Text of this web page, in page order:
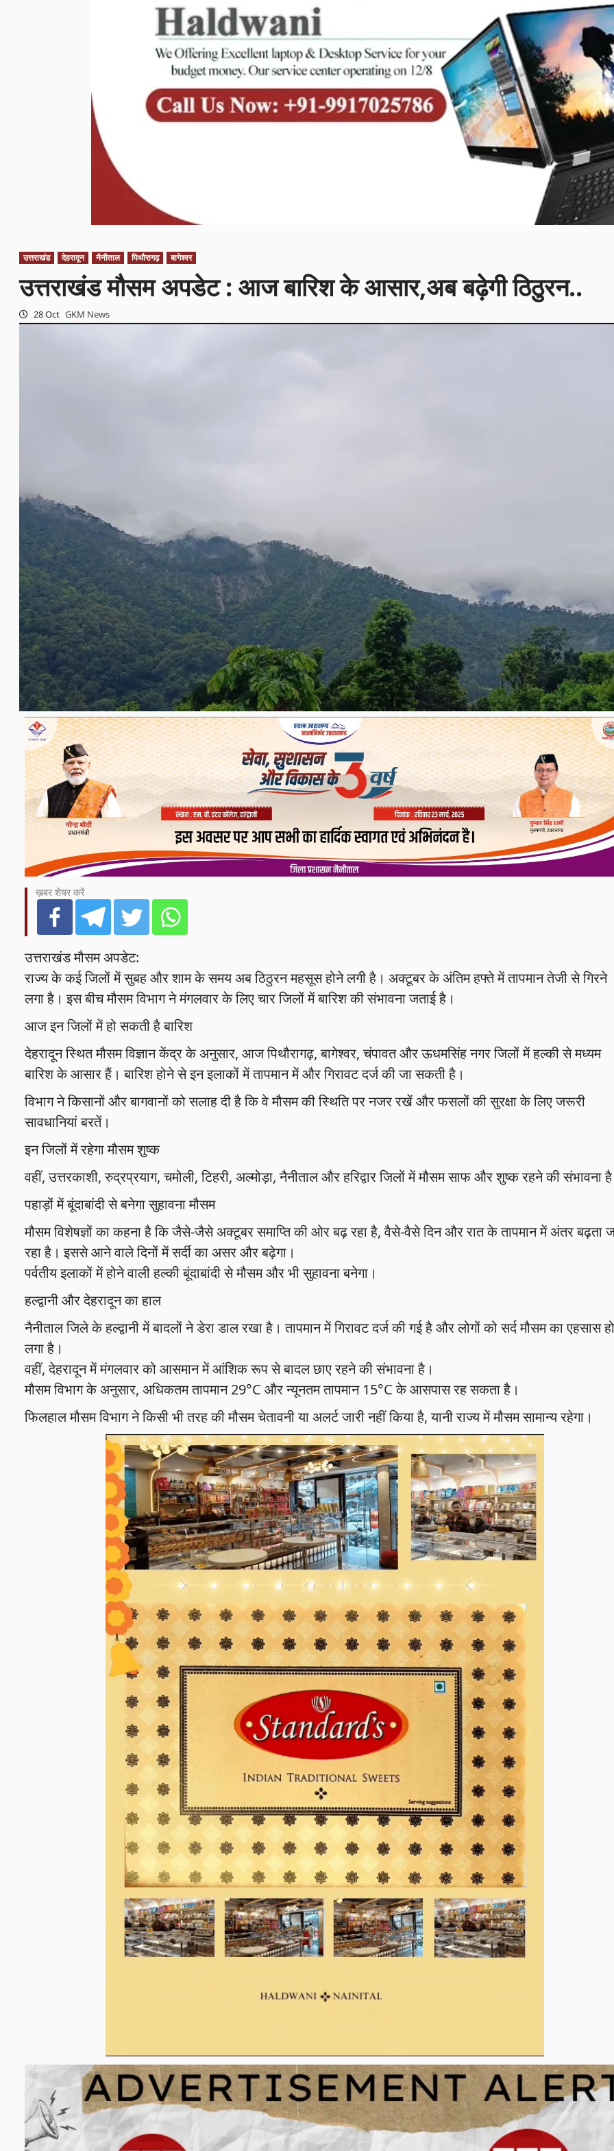
उत्तराखंड देहरादून नैनीताल पिथौरागढ़ बागेश्वर
उत्तराखंड मौसम अपडेट : आज बारिश के आसार,अब बढ़ेगी ठिठुरन..
28 Oct GKM News
ख़बर शेयर करें
उत्तराखंड मौसम अपडेट:
राज्य के कई जिलों में सुबह और शाम के समय अब ठिठुरन महसूस होने लगी है। अक्टूबर के अंतिम हफ्ते में तापमान तेजी से गिरने
लगा है। इस बीच मौसम विभाग ने मंगलवार के लिए चार जिलों में बारिश की संभावना जताई है।
आज इन जिलों में हो सकती है बारिश
देहरादून स्थित मौसम विज्ञान केंद्र के अनुसार, आज पिथौरागढ़, बागेश्वर, चंपावत और ऊधमसिंह नगर जिलों में हल्की से मध्यम
बारिश के आसार हैं। बारिश होने से इन इलाकों में तापमान में और गिरावट दर्ज की जा सकती है।
विभाग ने किसानों और बागवानों को सलाह दी है कि वे मौसम की स्थिति पर नजर रखें और फसलों की सुरक्षा के लिए जरूरी
सावधानियां बरतें।
इन जिलों में रहेगा मौसम शुष्क
वहीं, उत्तरकाशी, रुद्रप्रयाग, चमोली, टिहरी, अल्मोड़ा, नैनीताल और हरिद्वार जिलों में मौसम साफ और शुष्क रहने की संभावना
पहाड़ों में बूंदाबांदी से बनेगा सुहावना मौसम
मौसम विशेषज्ञों का कहना है कि जैसे-जैसे अक्टूबर समाप्ति की ओर बढ़ रहा है, वैसे-वैसे दिन और रात के तापमान में अंतर बढ़ता
रहा है। इससे आने वाले दिनों में सर्दी का असर और बढ़ेगा।
पर्वतीय इलाकों में होने वाली हल्की बूंदाबांदी से मौसम और भी सुहावना बनेगा।
हल्द्वानी और देहरादून का हाल
नैनीताल जिले के हल्द्वानी में बादलों ने डेरा डाल रखा है। तापमान में गिरावट दर्ज की गई है और लोगों को सर्द मौसम का एहसास
लगा है।
वहीं, देहरादून में मंगलवार को आसमान में आंशिक रूप से बादल छाए रहने की संभावना है।
मौसम विभाग के अनुसार, अधिकतम तापमान 29°C और न्यूनतम तापमान 15°C के आसपास रह सकता है।
फिलहाल मौसम विभाग ने किसी भी तरह की मौसम चेतावनी या अलर्ट जारी नहीं किया है, यानी राज्य में मौसम सामान्य रहेगा।